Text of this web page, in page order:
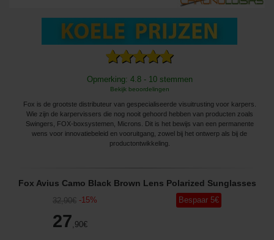
Opmerking: 4.8 - 10 stemmen
Bekijk beoordelingen
Fox is de grootste distributeur van gespecialiseerde visuitrusting voor karpers.
Wie zijn de karpervissers die nog nooit gehoord hebben van producten zoals
Swingers, FOX-boxsystemen, Microns. Dit is het bewijs van een permanente
wens voor innovatiebeleid en vooruitgang, zowel bij het ontwerp als bij de
productontwikkeling.
Fox Avius Camo Black Brown Lens Polarized Sunglasses
32,90€ -15%
27 ,90€
Bespaar 5€